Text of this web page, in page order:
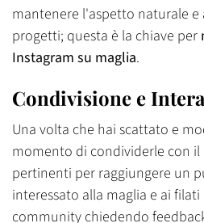
mantenere l'aspetto naturale
progetti; questa è la chiave per
Instagram su maglia.
Condivisione e
Una volta che hai scattato e
momento di condividerle con il
pertinenti per raggiungere un
interessato alla maglia e ai
community chiedendo